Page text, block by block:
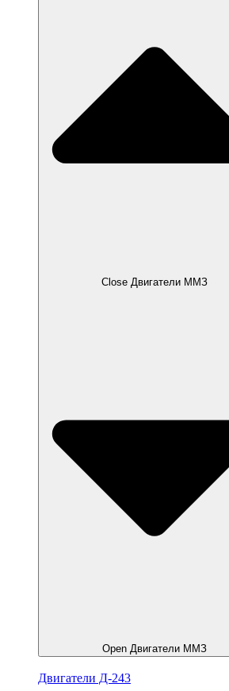
Close Двигатели ММЗ
Open Двигатели ММЗ
Двигатели Д-243